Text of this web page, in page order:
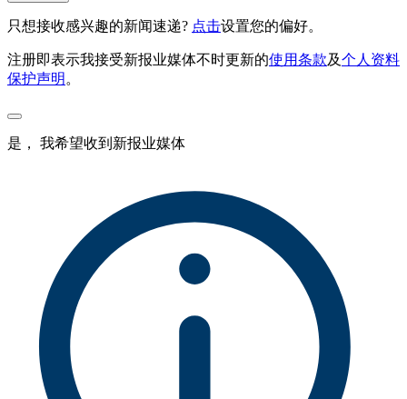
只想接收感兴趣的新闻速递? 点击设置您的偏好。
注册即表示我接受新报业媒体不时更新的使用条款及个人资料
保护声明 。
是， 我希望收到新报业媒体